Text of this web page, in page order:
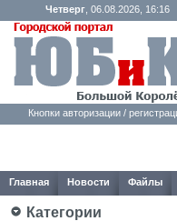
Четверг, 06.08.2026, 16:16
Кнопки авторизации /
Главная Новости Файлы
Категории